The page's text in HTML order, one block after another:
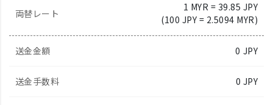
両替レート
1 MYR = 39.85 JPY
(100 JPY = 2.5094 MYR)
送金金額 0 JPY
送金手数料 0 JPY